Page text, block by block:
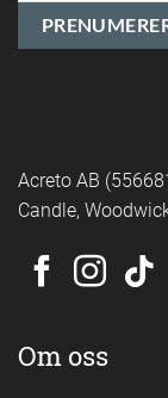
Acreto AB
Candle,
Om oss